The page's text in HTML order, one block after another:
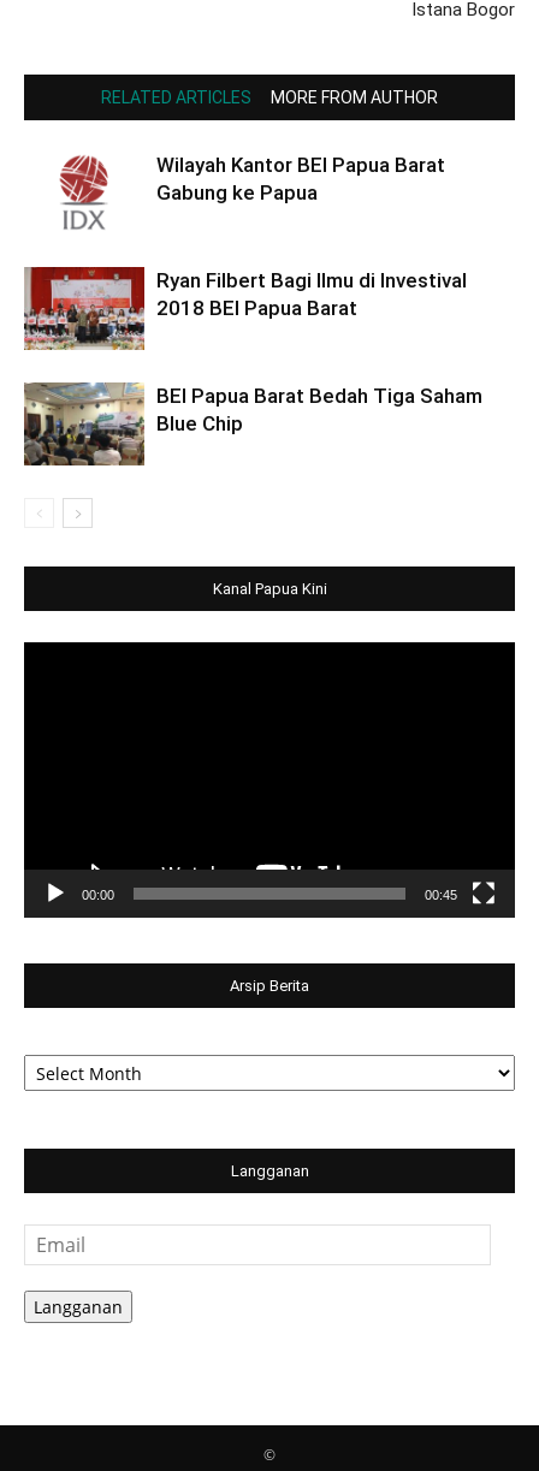
Istana Bogor
RELATED ARTICLES MORE FROM AUTHOR
Wilayah Kantor BEI Papua Barat
Gabung ke Papua
Ryan Filbert Bagi Ilmu di Investival
2018 BEI Papua Barat
BEI Papua Barat Bedah Tiga Saham
Blue Chip
Kanal Papua Kini
00:00 00:45
Arsip Berita
Arsip
Berita
Langganan
Email
Langganan
©